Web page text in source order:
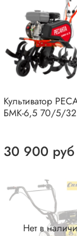
Культиватор
БМК-6,5 70/5/32
30 900 руб
Нет в